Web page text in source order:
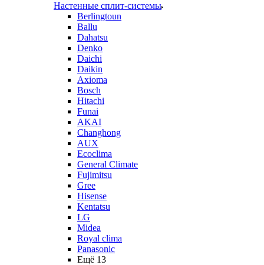
Настенные сплит-системы
Berlingtoun
Ballu
Dahatsu
Denko
Daichi
Daikin
Axioma
Bosch
Hitachi
Funai
AKAI
Changhong
AUX
Ecoclima
General Climate
Fujimitsu
Gree
Hisense
Kentatsu
LG
Midea
Royal clima
Panasonic
Ещё 13